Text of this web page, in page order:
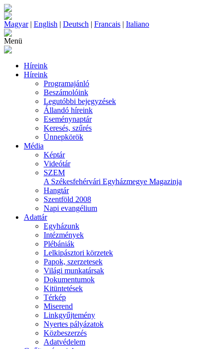
Magyar| English | Deutsch | Francais | Italiano
Menü
Híreink
Híreink
Programajánló
Beszámolóink
Legutóbbi bejegyzések
Állandó híreink
Eseménynaptár
Keresés, szűrés
Ünnepkörök
Média
Képtár
Videótár
SZEM
A Székesfehérvári Egyházmegye Magazinja
Hangtár
Szentföld 2008
Napi evangélium
Adattár
Egyházunk
Intézmények
Plébániák
Lelkipásztori körzetek
Papok, szerzetesek
Világi munkatársak
Dokumentumok
Kitüntetések
Térkép
Miserend
Linkgyűjtemény
Nyertes pályázatok
Közbeszerzés
Adatvédelem